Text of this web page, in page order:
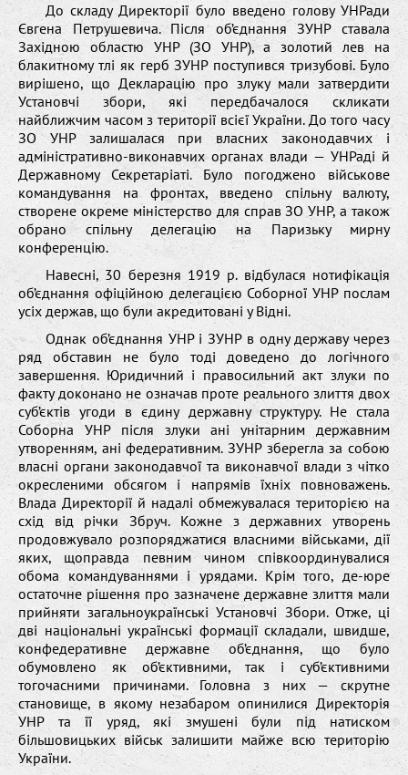
До складу Директорії було введено голову УНРади
Євгена Петрушевича. Після об’єднання ЗУНР ставала
Західною областю УНР (ЗО УНР), а золотий лев на
блакитному тлі як герб ЗУНР поступився тризубові. Було
вирішено, що Декларацію про злуку мали затвердити
Установчі збори, які передбачалося скликати
найближчим часом з території всієї України. До того часу
ЗО УНР залишалася при власних законодавчих і
адміністративно-виконавчих органах влади — УНРаді й
Державному Секретаріаті. Було погоджено військове
командування на фронтах, введено спільну валюту,
створене окреме міністерство для справ ЗО УНР, а також
обрано спільну делегацію на Паризьку мирну
конференцію.
Навесні, 30 березня 1919 р. відбулася нотифікація
об’єднання офіційною делегацією Соборної УНР послам
усіх держав, що були акредитовані у Відні.
Однак об’єднання УНР і ЗУНР в одну державу через
ряд обставин не було тоді доведено до логічного
завершення. Юридичний і правосильний акт злуки по
факту доконано не означав проте реального злиття двох
суб’єктів угоди в єдину державну структуру. Не стала
Соборна УНР після злуки ані унітарним державним
утворенням, ані федеративним. ЗУНР зберегла за собою
власні органи законодавчої та виконавчої влади з чітко
окресленими обсягом і напрямів їхніх повноважень.
Влада Директорії й надалі обмежувалася територією на
схід від річки Збруч. Кожне з державних утворень
продовжувало розпоряджатися власними військами, дії
яких, щоправда певним чином співкоординувалися
обома командуваннями і урядами. Крім того, де-юре
остаточне рішення про зазначене державне злиття мали
прийняти загальноукраїнські Установчі Збори. Отже, ці
дві національні українські формації складали, швидше,
конфедеративне державне об’єднання, що було
обумовлено як об’єктивними, так і суб’єктивними
тогочасними причинами. Головна з них — скрутне
становище, в якому незабаром опинилися Директорія
УНР та її уряд, які змушені були під натиском
більшовицьких військ залишити майже всю територію
України.